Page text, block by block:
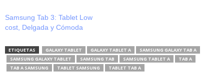
Samsung Tab 3: Tablet Low
cost, Delgada y Cómoda
ETIQUETAS GALAXY TABLET GALAXY TABLET A
SAMSUNG GALAXY TAB A
SAMSUNG GALAXY TABLET
SAMSUNG TAB SAMSUNG TABLET A
TAB A
TAB A SAMSUNG
TABLET SAMSUNG TABLET TAB A